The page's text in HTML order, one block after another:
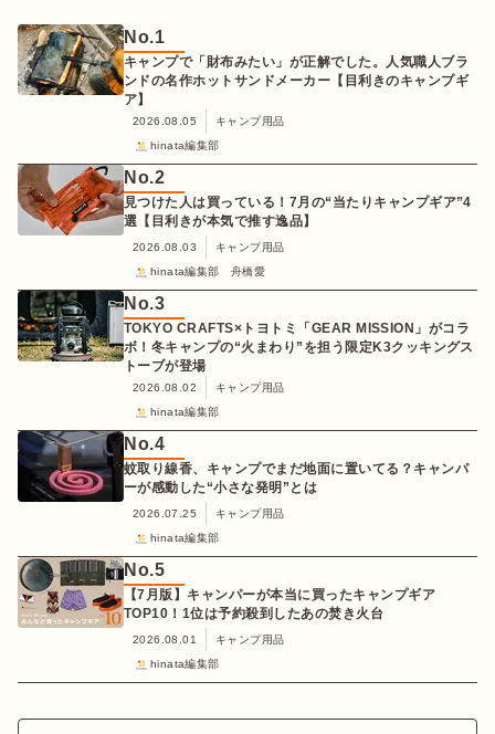
No.1
キャンプで「財布みたい」が正解でした。人気職人ブラ
ンドの名作ホットサンドメーカー【目利きのキャンプギ
ア】
2026.08.05
キャンプ用品
hinata編集部
No.2
見つけた人は買っている！7月の“当たりキャンプギア”4
選【目利きが本気で推す逸品】
2026.08.03
キャンプ用品
hinata編集部 舟橋愛
No.3
TOKYO CRAFTS×トヨトミ「GEAR MISSION」がコラ
ボ！冬キャンプの“火まわり”を担う限定K3クッキングス
トーブが登場
2026.08.02
キャンプ用品
hinata編集部
No.4
蚊取り線香、キャンプでまだ地面に置いてる？キャンパ
ーが感動した“小さな発明”とは
2026.07.25
キャンプ用品
hinata編集部
No.5
【7月版】キャンパーが本当に買ったキャンプギア
TOP10！1位は予約殺到したあの焚き火台
2026.08.01
キャンプ用品
hinata編集部